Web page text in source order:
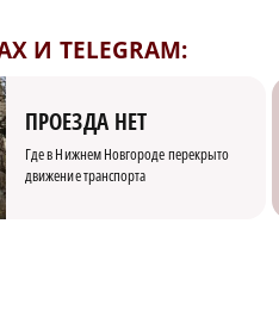
TELEGRAM:
ПРОЕЗДА НЕТ
Где в Нижнем Новгороде перекрыто
движение транспорта